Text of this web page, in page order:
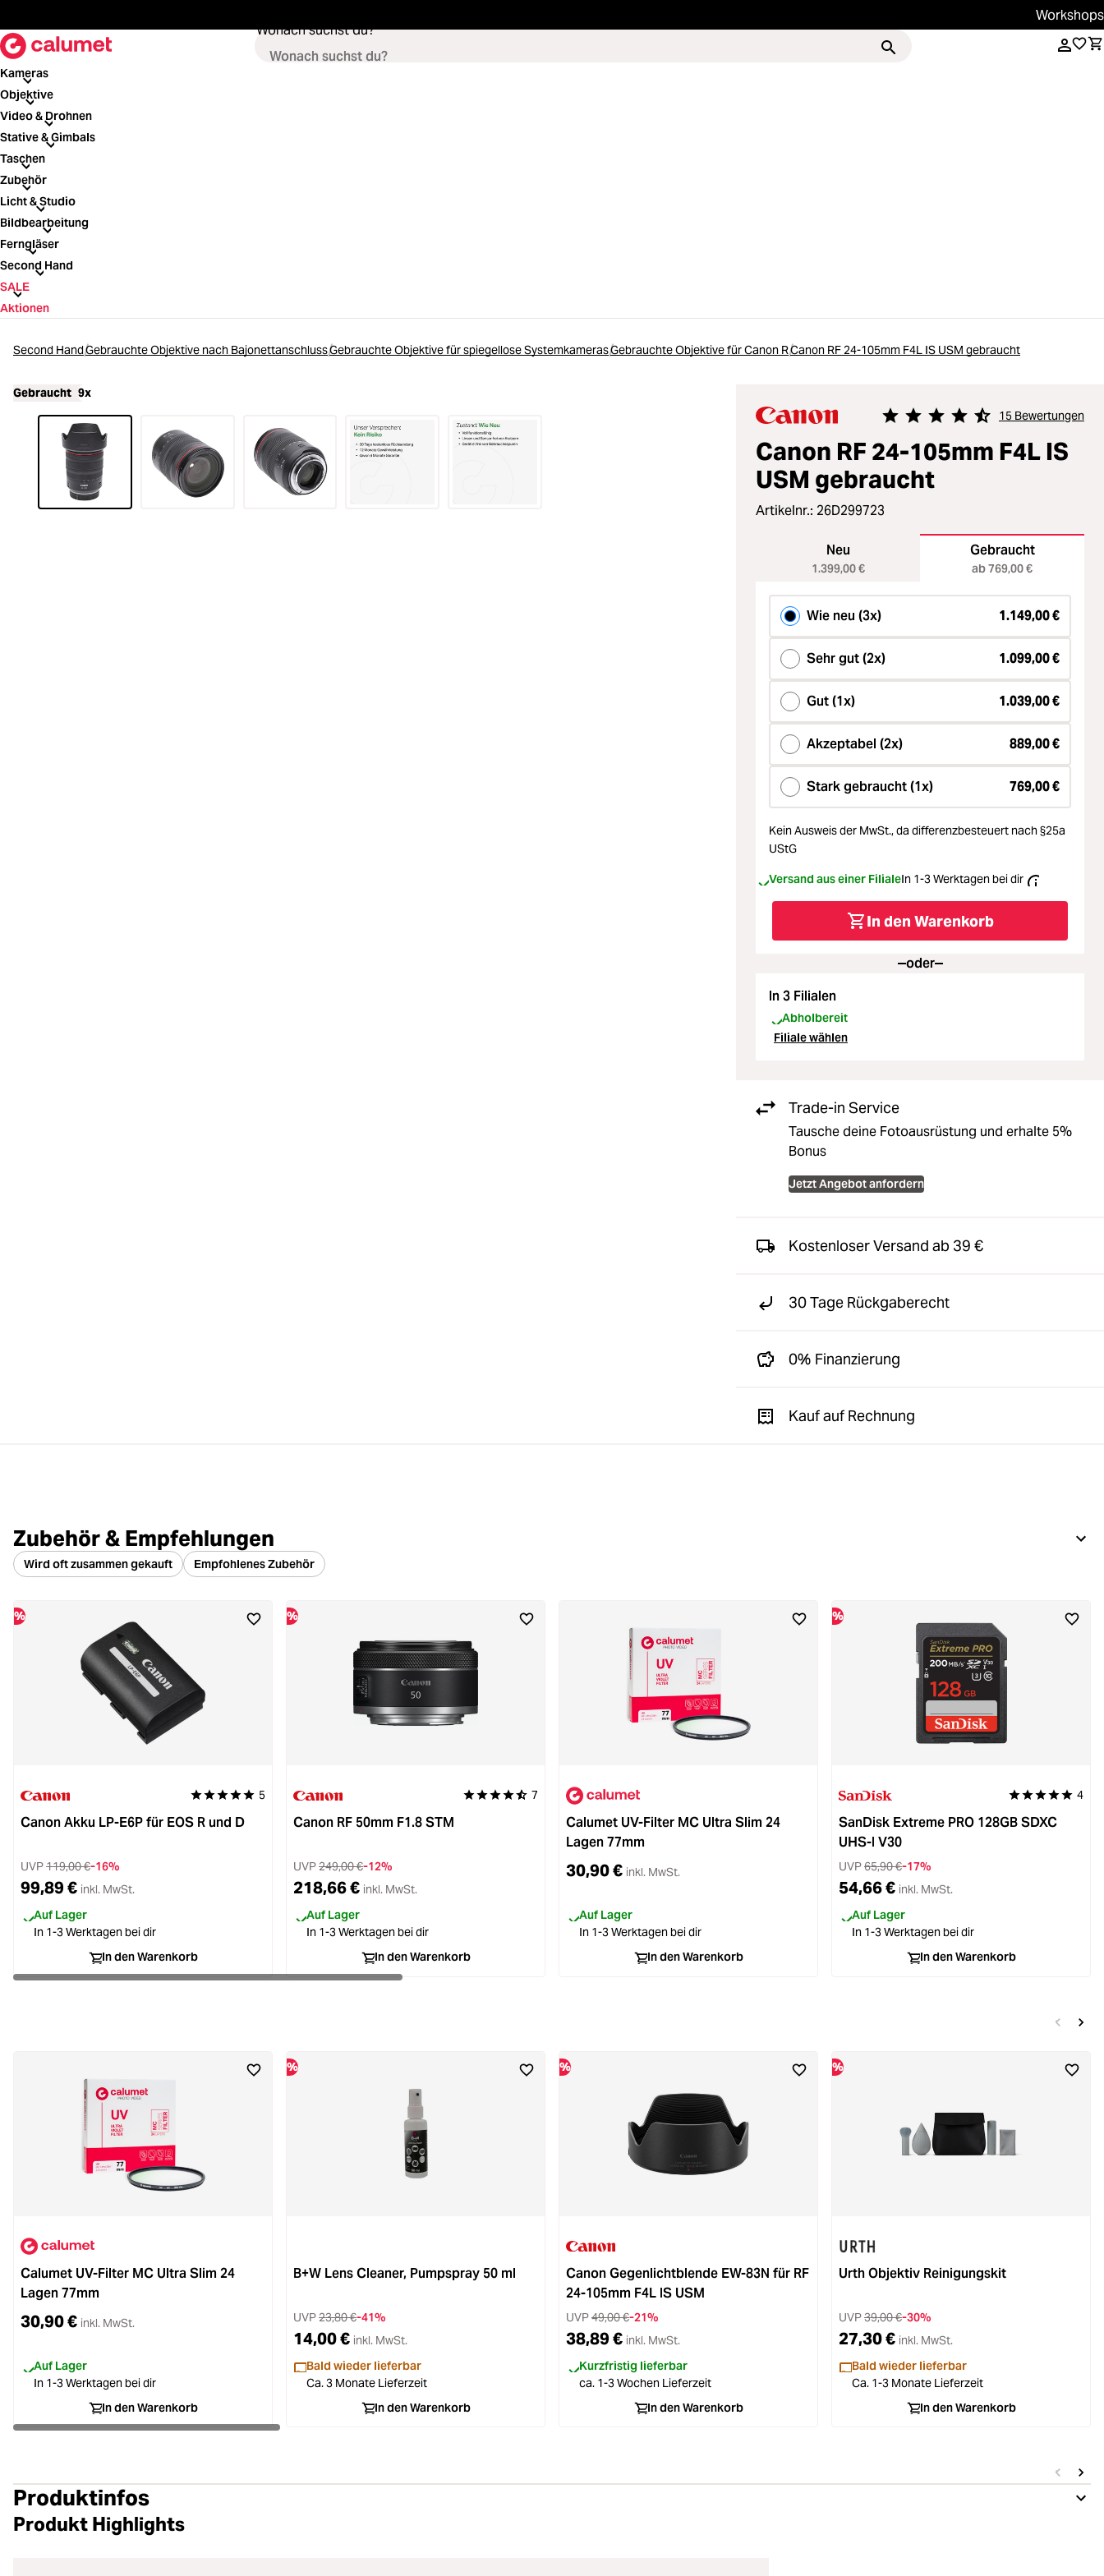
Workshops
Services
Magazin
Wonach suchst du?
Kameras
Kameras
Objektive
Objektive
Video & Drohnen
Video & Drohnen
Stative & Gimbals
Stative & Gimbals
Taschen
Taschen
Zubehör
Zubehör
Licht & Studio
Licht & Studio
Bildbearbeitung
Bildbearbeitung
Ferngläser
Ferngläser
Second Hand
Second Hand
SALE
SALE
Aktionen
Second HandGebrauchte Objektive nach BajonettanschlussGebrauchte Objektive für spiegellose SystemkamerasGebrauchte Objektive für Canon RCanon RF 24-105mm F4L IS USM gebraucht
Gebraucht 9x
Durchschnittliche Bewertung von
15 Bewertungen
Canon RF 24-105mm F4L IS
USM gebraucht
Artikelnr.: 26D299723
Neu
1.399,00 €
Gebraucht
ab 769,00 €
Wie neu (3x) 1.149,00 €
Sehr gut (2x) 1.099,00 €
Gut (1x) 1.039,00 €
Akzeptabel (2x) 889,00 €
Stark gebraucht (1x) 769,00 €
Kein Ausweis der MwSt.,da differenzbesteuert nach §25a
UStG
Versand aus einer FilialeIn 1-3 Werktagen bei dir
In den Warenkorb
oder
In 3 Filialen
Abholbereit
Filiale wählen
Trade-in Service
Tausche deine Fotoausrüstung und erhalte 5%
Bonus
Jetzt Angebot anfordern
Kostenloser Versand ab 39 €
30 Tage Rückgaberecht
0% Finanzierung
Kauf auf Rechnung
Zubehör & Empfehlungen
Wird oft zusammen gekauft Empfohlenes Zubehör
%
Durchschnittliche Bewertung von 5 von 5 Sternen
5
Canon Akku LP-E6P für EOS R und D
UVP119,00 €-16%
99,89 € inkl. MwSt.
Auf Lager
In 1-3 Werktagen bei dir
In den Warenkorb
%
Durchschnittliche Bewertung von 4.6 von 5 Sternen
7
Canon RF 50mm F1.8 STM
UVP249,00 €-12%
218,66 € inkl. MwSt.
Auf Lager
In 1-3 Werktagen bei dir
In den Warenkorb
Calumet UV-Filter MC Ultra Slim 24
Lagen 77mm
30,90 € inkl. MwSt.
Auf Lager
In 1-3 Werktagen bei dir
In den Warenkorb
%
Durchschnittliche
4
SanDisk Extreme PRO 128GB SDXC
UHS-I V30
UVP65,90 €-17%
54,66 € inkl. MwSt.
Auf Lager
In 1-3 Werktagen bei dir
In den Warenkorb
Calumet UV-Filter MC Ultra Slim 24
Lagen 77mm
30,90 € inkl. MwSt.
Auf Lager
In 1-3 Werktagen bei dir
In den Warenkorb
%
B+W Lens Cleaner, Pumpspray 50 ml
UVP23,80 €-41%
14,00 € inkl. MwSt.
Bald wieder lieferbar
Ca. 3 Monate Lieferzeit
In den Warenkorb
%
Canon Gegenlichtblende EW-83N für RF
24-105mm F4L IS USM
UVP49,00 €-21%
38,89 € inkl. MwSt.
Kurzfristig lieferbar
ca. 1-3 Wochen Lieferzeit
In den Warenkorb
%
Urth Objektiv Reinigungskit
UVP39,00 €-30%
27,30 € inkl. MwSt.
Bald wieder lieferbar
Ca. 1-3 Monate Lieferzeit
In den Warenkorb
Produktinfos
Produkt Highlights